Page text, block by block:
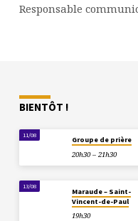
Responsable
BIENTÔT !
11/08
Groupe de prière
20h30 – 21h30
13/08
Maraude – Saint-
Vincent-de-Paul
19h30